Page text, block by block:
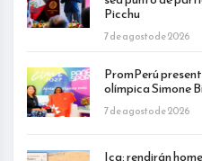
Picchu
7 de agosto de 2026
PromPerú
olímpica Simone
7 de agosto de 2026
Ica: rendirán